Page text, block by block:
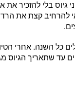
גיוס בלי להזכיר
להרחיב קצת את
כל השנה. אחרי
עד שתאריך הגיוס